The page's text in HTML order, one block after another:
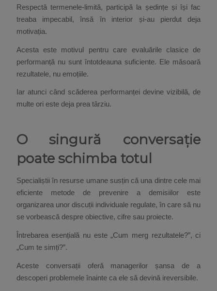
Respectă termenele-limită, participă la ședințe și își fac
treaba impecabil, însă în interior și-au pierdut deja
motivația.
Acesta este motivul pentru care evaluările clasice de
performanță nu sunt întotdeauna suficiente. Ele măsoară
rezultatele, nu emoțiile.
Iar atunci când scăderea performanței devine vizibilă, de
multe ori este deja prea târziu.
O singură conversație
poate schimba totul
Specialiștii în resurse umane susțin că una dintre cele mai
eficiente metode de prevenire a demisiilor este
organizarea unor discuții individuale regulate, în care să nu
se vorbească despre obiective, cifre sau proiecte.
Întrebarea esențială nu este „Cum merg rezultatele?”, ci
„Cum te simți?”.
Aceste conversații oferă managerilor șansa de a
descoperi problemele înainte ca ele să devină ireversibile.